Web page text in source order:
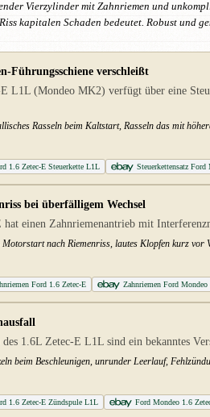
Vierzylinder mit Zahnriemen und
kapitalen Schaden bedeutet. Robust und
Führungsschiene verschleißt
L1L (Mondeo MK2) verfügt über eine
Rasseln beim Kaltstart, Rasseln das mit
1.6 Zetec-E Steuerkette L1L Steuerkettensatz Ford
bei überfälligem Wechsel
einen Zahnriemenantrieb mit
Motorstart nach Riemenriss, lautes Klopfen kurz vor
Ford 1.6 Zetec-E Zahnriemen Ford
1.6L Zetec-E L1L sind ein bekanntes
beim Beschleunigen, unrunder Leerlauf,
1.6 Zetec-E Zündspule L1L Ford Mondeo 1.6